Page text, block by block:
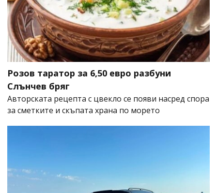
Розов таратор за 6,50 евро разбуни
Слънчев бряг
Авторската рецепта с цвекло се появи насред спора
за сметките и скъпата храна по морето